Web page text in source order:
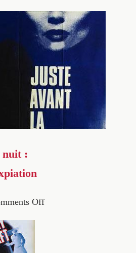
nuit :
Off